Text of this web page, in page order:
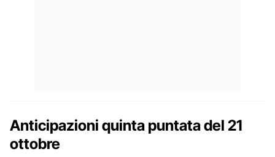
Anticipazioni quinta puntata del 21
ottobre